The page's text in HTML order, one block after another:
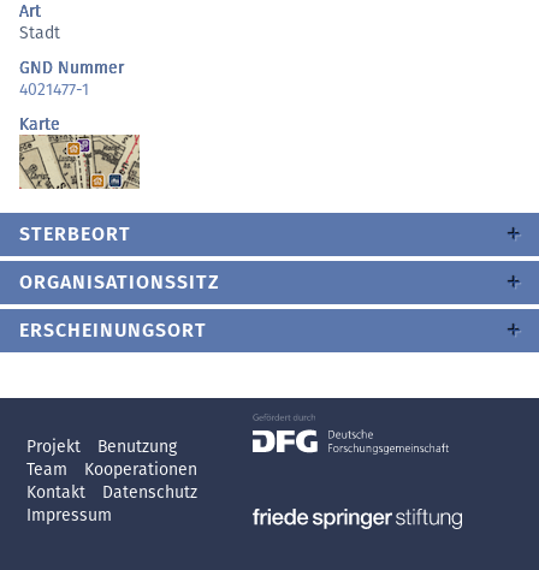
Art
Stadt
GND Nummer
4021477-1
Karte
STERBEORT
ORGANISATIONSSITZ
ERSCHEINUNGSORT
Projekt
Benutzung
Team
Kooperationen
Kontakt
Datenschutz
Impressum